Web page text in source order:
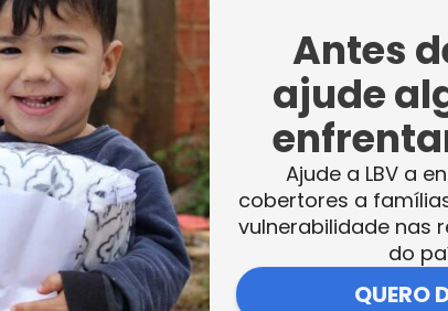
letivo. Dentro da mochila, os
para usufruir de uma educação de
Antes
ajude
Ajude a LBV a
cobertores a
vulnerabilidade nas
do
QUERO